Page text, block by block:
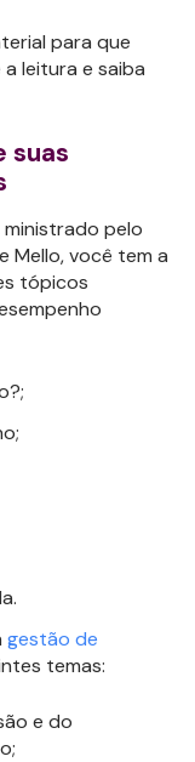
para que
leitura e saiba
suas
ministrado pelo
Mello, você tem a
tópicos
gestão de
temas:
e do